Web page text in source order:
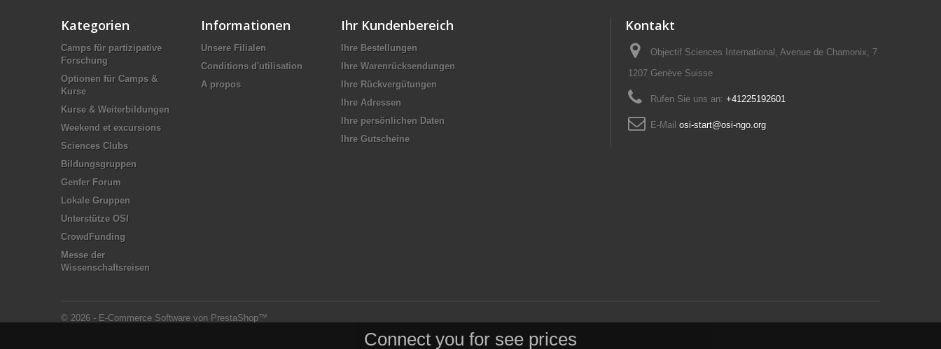
Connect you for see prices
Kategorien
Camps für partizipative
Forschung
Optionen für Camps &
Kurse
Kurse & Weiterbildungen
Weekend et excursions
Sciences Clubs
Bildungsgruppen
Genfer Forum
Lokale Gruppen
Unterstütze OSI
CrowdFunding
Messe der
Wissenschaftsreisen
Informationen
Unsere Filialen
Conditions d'utilisation
A propos
© 2026 - E-Commerce Software von PrestaShop™
Ihr Kundenbereich
Ihre Bestellungen
Ihre Warenrücksendungen
Ihre Rückvergütungen
Ihre Adressen
Ihre persönlichen Daten
Ihre Gutscheine
Kontakt
Objectif Sciences International, Avenue de Chamonix, 7
1207 Genève Suisse
Rufen Sie uns an: +41225192601
E-Mail osi-start@osi-ngo.org